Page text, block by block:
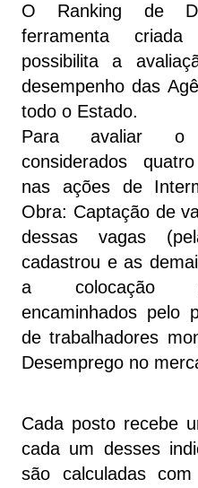
O Ranking de
ferramenta
possibilita a
desempenho das
todo o Estado.
Para avaliar o
considerados
nas ações de
Obra: Captação de
dessas vagas
cadastrou e as
a colocação
encaminhados pelo
de trabalhadores
Desemprego no
Cada posto recebe
cada um desses
são calculadas